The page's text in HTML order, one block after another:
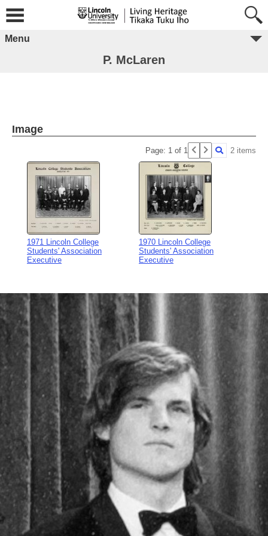
Menu
P. McLaren
Image
Page: 1 of 1 2 items
1971 Lincoln College
Students' Association
Executive
1970 Lincoln College
Students' Association
Executive